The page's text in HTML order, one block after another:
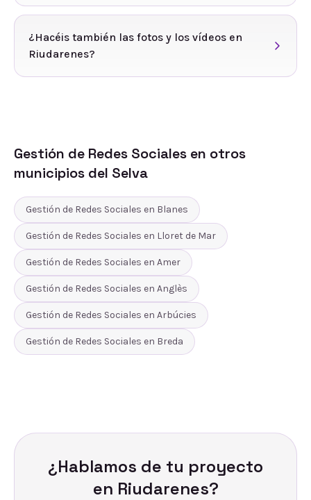
¿Hacéis también las fotos y los vídeos en
Riudarenes?
Gestión de Redes Sociales en otros
municipios del Selva
Gestión de Redes Sociales en Blanes
Gestión de Redes Sociales en Lloret de Mar
Gestión de Redes Sociales en Amer
Gestión de Redes Sociales en Anglès
Gestión de Redes Sociales en Arbúcies
Gestión de Redes Sociales en Breda
¿Hablamos de tu proyecto
en Riudarenes?